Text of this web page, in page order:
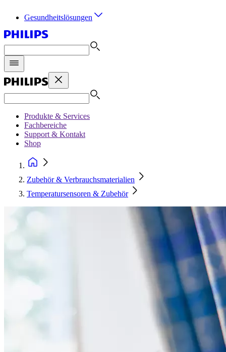
Gesundheitslösungen
Produkte & Services
Fachbereiche
Support & Kontakt
Shop
Zubehör & Verbrauchsmaterialien
Temperatursensoren & Zubehör